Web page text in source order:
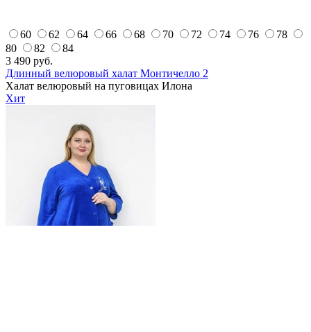
60 62 64 66 68 70 72 74 76
78
80
82
84
3 490 руб.
Длинный велюровый халат Монтичелло 2
Халат велюровый на пуговицах Илона
Хит